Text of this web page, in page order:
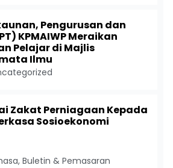
Pengurusan dan
KPMAIWP Meraikan
Pelajar di Majlis
Ilmu
Zakat Perniagaan Kepada
Sosioekonomi
, Buletin & Pemasaran